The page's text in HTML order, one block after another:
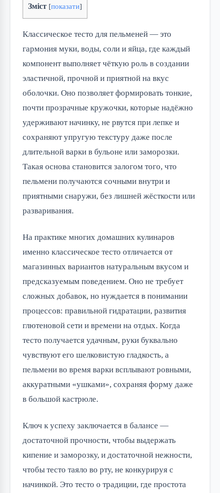
Зміст [показати]
Классическое тесто для пельменей — это
гармония муки, воды, соли и яйца, где каждый
компонент выполняет чёткую роль в создании
эластичной, прочной и приятной на вкус
оболочки. Оно позволяет формировать тонкие,
почти прозрачные кружочки, которые надёжно
удерживают начинку, не рвутся при лепке и
сохраняют упругую текстуру даже после
длительной варки в бульоне или заморозки.
Такая основа становится залогом того, что
пельмени получаются сочными внутри и
приятными снаружи, без лишней жёсткости или
разваривания.
На практике многих домашних кулинаров
именно классическое тесто отличается от
магазинных вариантов натуральным вкусом и
предсказуемым поведением. Оно не требует
сложных добавок, но нуждается в понимании
процессов: правильной гидратации, развития
глютеновой сети и времени на отдых. Когда
тесто получается удачным, руки буквально
чувствуют его шелковистую гладкость, а
пельмени во время варки всплывают ровными,
аккуратными «ушками», сохраняя форму даже
в большой кастрюле.
Ключ к успеху заключается в балансе —
достаточной прочности, чтобы выдержать
кипение и заморозку, и достаточной нежности,
чтобы тесто таяло во рту, не конкурируя с
начинкой. Это тесто о традиции, где простота